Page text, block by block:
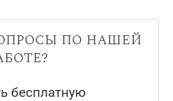
по нашей
бесплатную